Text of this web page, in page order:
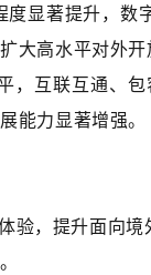
显著提升，
大高水平对外开
，互联互通、
能力显著增强。
验，提升面向